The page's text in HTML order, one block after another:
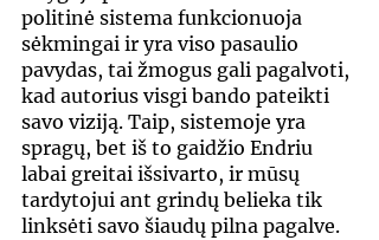
politinė sistema funkcionuoja
sėkmingai ir yra viso pasaulio
pavydas, tai žmogus gali pagalvoti,
kad autorius visgi bando pateikti
savo viziją. Taip, sistemoje yra
spragų, bet iš to gaidžio Endriu
labai greitai išsivarto, ir mūsų
tardytojui ant grindų belieka tik
linksėti savo šiaudų pilna pagalve.